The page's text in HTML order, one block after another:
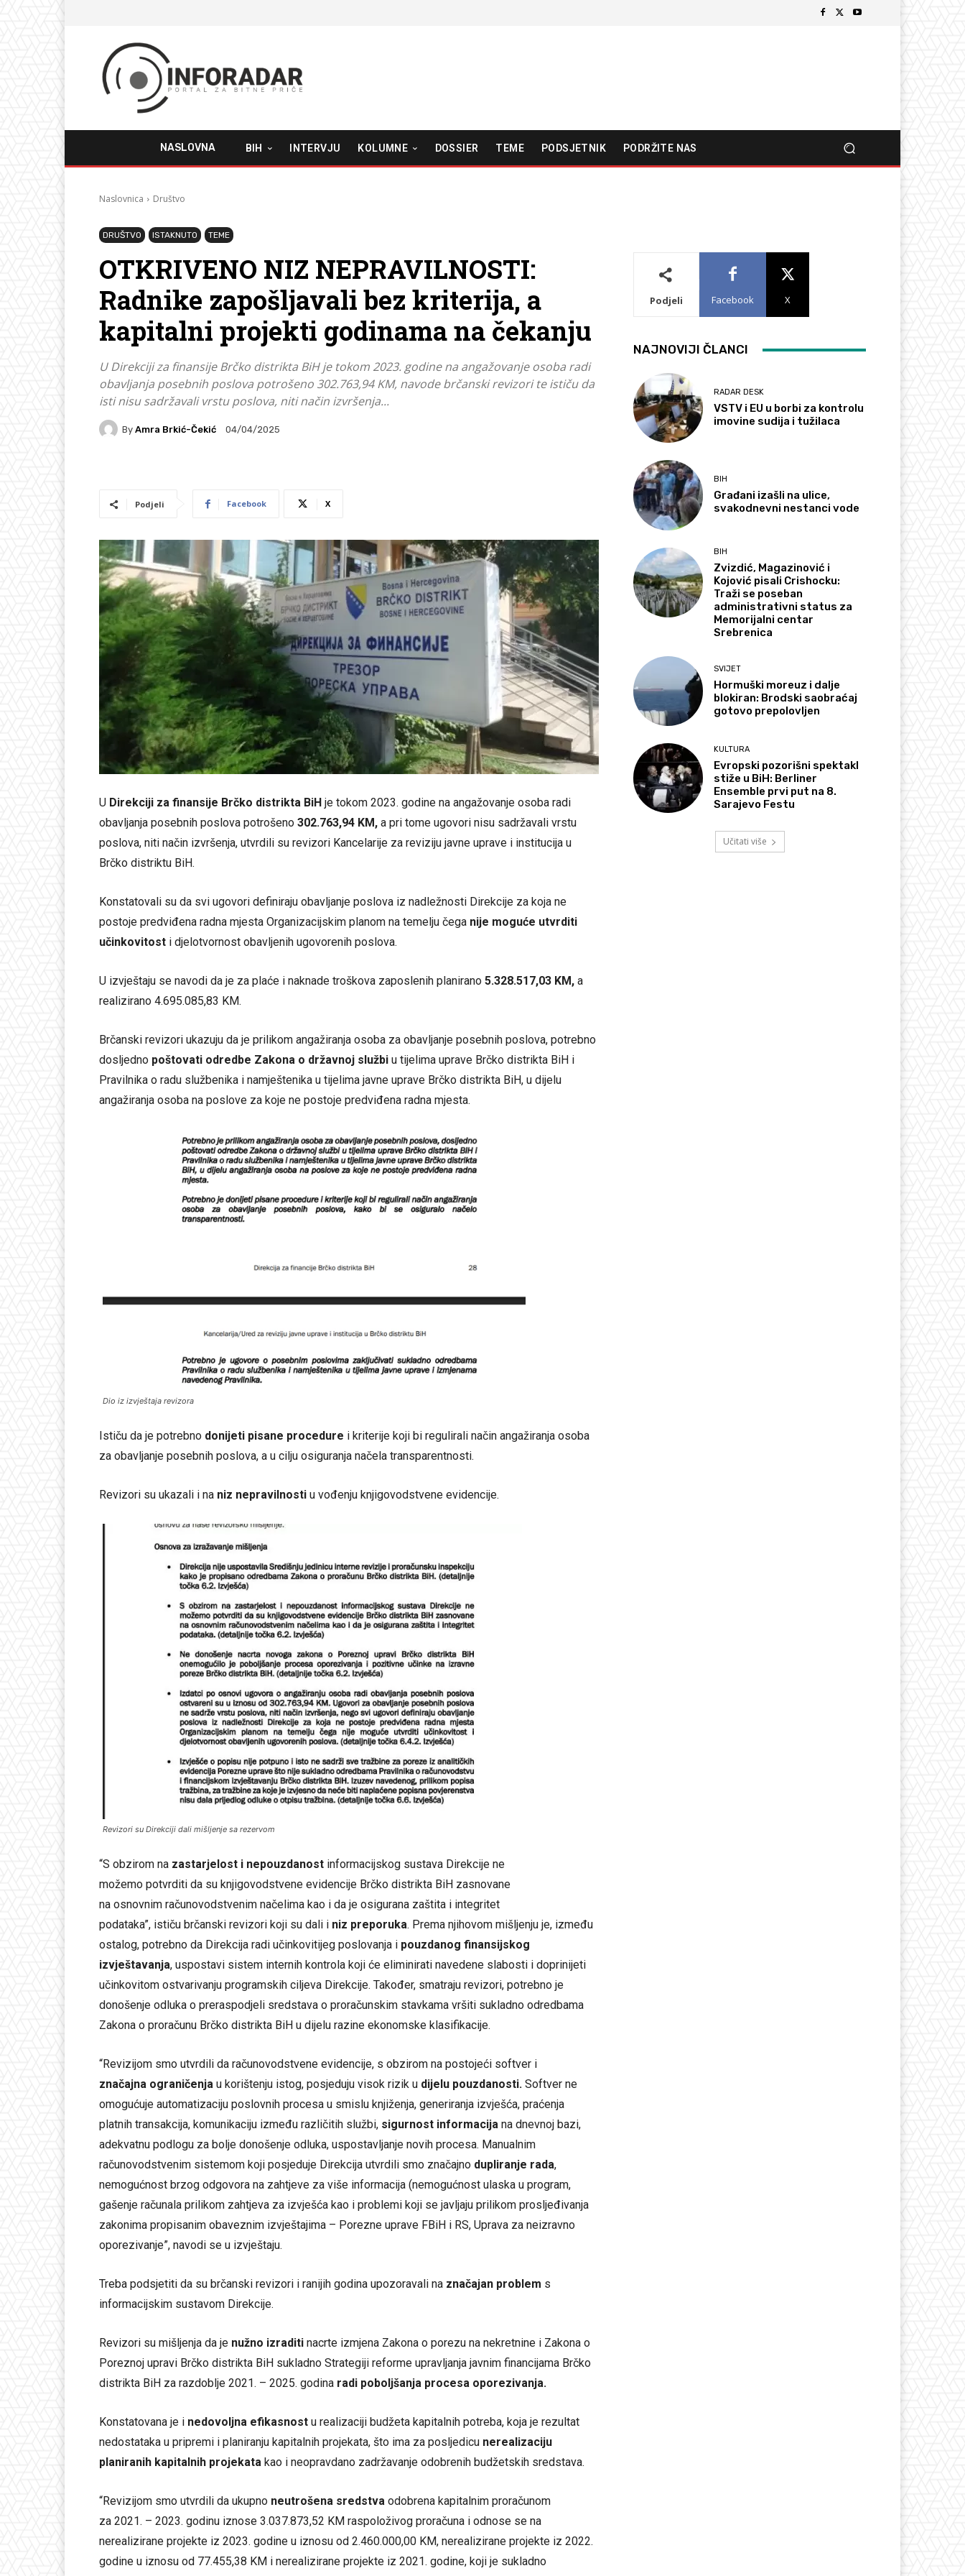
NASLOVNA BIH INTERVJU KOLUMNE DOSSIER TEME PODSJETNIK PODRŽITE NAS
Naslovnica Društvo
DRUŠTVO ISTAKNUTO TEME
OTKRIVENO NIZ NEPRAVILNOSTI:
Radnike zapošljavali bez kriterija, a
kapitalni projekti godinama na čekanju
U Direkciji za finansije Brčko distrikta BiH je tokom 2023. godine na angažovanje osoba radi
obavljanja posebnih poslova potrošeno 302.763,94 KM, navode brčanski revizori te ističu da
isti nisu sadržavali vrstu poslova, niti način izvršenja...
By Amra Brkić-Čekić 04/04/2025
Podjeli Facebook X
U Direkciji za finansije Brčko distrikta BiH je tokom 2023. godine na angažovanje osoba radi
obavljanja posebnih poslova potrošeno 302.763,94 KM, a pri tome ugovori nisu sadržavali vrstu
poslova, niti način izvršenja, utvrdili su revizori Kancelarije za reviziju javne uprave i institucija u
Brčko distriktu BiH.
Konstatovali su da svi ugovori definiraju obavljanje poslova iz nadležnosti Direkcije za koja ne
postoje predviđena radna mjesta Organizacijskim planom na temelju čega nije moguće utvrditi
učinkovitost i djelotvornost obavljenih ugovorenih poslova.
U izvještaju se navodi da je za plaće i naknade troškova zaposlenih planirano 5.328.517,03 KM, a
realizirano 4.695.085,83 KM.
Brčanski revizori ukazuju da je prilikom angažiranja osoba za obavljanje posebnih poslova, potrebno
dosljedno poštovati odredbe Zakona o državnoj službi u tijelima uprave Brčko distrikta BiH i
Pravilnika o radu službenika i namještenika u tijelima javne uprave Brčko distrikta BiH, u dijelu
angažiranja osoba na poslove za koje ne postoje predviđena radna mjesta.
Dio iz izvještaja revizora
Ističu da je potrebno donijeti pisane procedure i kriterije koji bi regulirali način angažiranja osoba
za obavljanje posebnih poslova, a u cilju osiguranja načela transparentnosti.
Revizori su ukazali i na niz nepravilnosti u vođenju knjigovodstvene evidencije.
Revizori su Direkciji dali mišljenje sa rezervom
“S obzirom na zastarjelost i nepouzdanost informacijskog sustava Direkcije ne
možemo potvrditi da su knjigovodstvene evidencije Brčko distrikta BiH zasnovane
na osnovnim računovodstvenim načelima kao i da je osigurana zaštita i integritet
podataka”, ističu brčanski revizori koji su dali i niz preporuka. Prema njihovom mišljenju je, između
ostalog, potrebno da Direkcija radi učinkovitijeg poslovanja i pouzdanog finansijskog
izvještavanja, uspostavi sistem internih kontrola koji će eliminirati navedene slabosti i doprinijeti
učinkovitom ostvarivanju programskih ciljeva Direkcije. Također, smatraju revizori, potrebno je
donošenje odluka o preraspodjeli sredstava o proračunskim stavkama vršiti sukladno odredbama
Zakona o proračunu Brčko distrikta BiH u dijelu razine ekonomske klasifikacije.
“Revizijom smo utvrdili da računovodstvene evidencije, s obzirom na postojeći softver i
značajna ograničenja u korištenju istog, posjeduju visok rizik u dijelu pouzdanosti. Softver ne
omogućuje automatizaciju poslovnih procesa u smislu knjiženja, generiranja izvješća, praćenja
platnih transakcija, komunikaciju između različitih službi, sigurnost informacija na dnevnoj bazi,
adekvatnu podlogu za bolje donošenje odluka, uspostavljanje novih procesa. Manualnim
računovodstvenim sistemom koji posjeduje Direkcija utvrdili smo značajno dupliranje rada,
nemogućnost brzog odgovora na zahtjeve za više informacija (nemogućnost ulaska u program,
gašenje računala prilikom zahtjeva za izvješća kao i problemi koji se javljaju prilikom prosljeđivanja
zakonima propisanim obaveznim izvještajima – Porezne uprave FBiH i RS, Uprava za neizravno
oporezivanje”, navodi se u izvještaju.
Treba podsjetiti da su brčanski revizori i ranijih godina upozoravali na značajan problem s
informacijskim sustavom Direkcije.
Revizori su mišljenja da je nužno izraditi nacrte izmjena Zakona o porezu na nekretnine i Zakona o
Poreznoj upravi Brčko distrikta BiH sukladno Strategiji reforme upravljanja javnim financijama Brčko
distrikta BiH za razdoblje 2021. – 2025. godina radi poboljšanja procesa oporezivanja.
Konstatovana je i nedovoljna efikasnost u realizaciji budžeta kapitalnih potreba, koja je rezultat
nedostataka u pripremi i planiranju kapitalnih projekata, što ima za posljedicu nerealizaciju
planiranih kapitalnih projekata kao i neopravdano zadržavanje odobrenih budžetskih sredstava.
“Revizijom smo utvrdili da ukupno neutrošena sredstva odobrena kapitalnim proračunom
za 2021. – 2023. godinu iznose 3.037.873,52 KM raspoloživog proračuna i odnose se na
nerealizirane projekte iz 2023. godine u iznosu od 2.460.000,00 KM, nerealizirane projekte iz 2022.
godine u iznosu od 77.455,38 KM i nerealizirane projekte iz 2021. godine, koji je sukladno
Podjeli Facebook X
NAJNOVIJI ČLANCI
RADAR DESK
VSTV i EU u borbi za kontrolu
imovine sudija i tužilaca
BIH
Građani izašli na ulice,
svakodnevni nestanci vode
BIH
Zvizdić, Magazinović i
Kojović pisali Crishocku:
Traži se poseban
administrativni status za
Memorijalni centar
Srebrenica
SVIJET
Hormuški moreuz i dalje
blokiran: Brodski saobraćaj
gotovo prepolovljen
KULTURA
Evropski pozorišni spektakl
stiže u BiH: Berliner
Ensemble prvi put na 8.
Sarajevo Festu
Učitati više